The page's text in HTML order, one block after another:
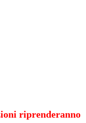
riprenderanno